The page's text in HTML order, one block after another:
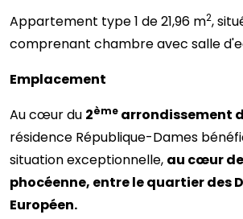
Appartement type 1 de 21,96 m2,
comprenant chambre avec salle
Emplacement
Au cœur du 2ème arrondissement
résidence République-Dames
situation exceptionnelle, au cœur
phocéenne, entre le quartier des
Européen.